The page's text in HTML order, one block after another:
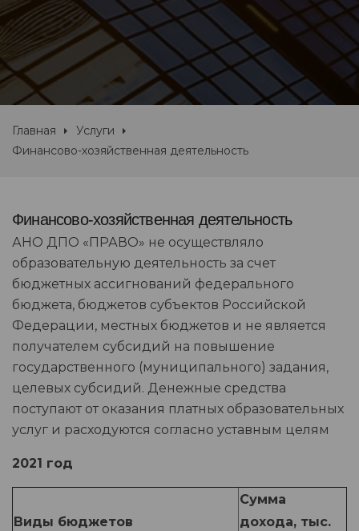
Главная
Услуги
Финансово-хозяйственная деятельность
Финансово-хозяйственная деятельность
АНО ДПО «ПРАВО» не осуществляло
образовательную деятельность за счет
бюджетных ассигнований федерального
бюджета, бюджетов субъектов Российской
Федерации, местных бюджетов и не является
получателем субсидий на повышение
государственного (муниципального) задания,
целевых субсидий. Денежные средства
поступают от оказания платных образовательных
услуг и расходуются согласно уставным целям
2021 год
Виды бюджетов
Сумма
дохода, тыс.